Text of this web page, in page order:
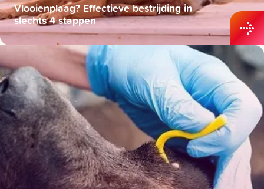
Vlooienplaag? Effectieve bestrijding in
slechts 4 stappen